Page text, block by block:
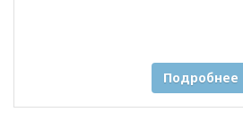
Подробнее